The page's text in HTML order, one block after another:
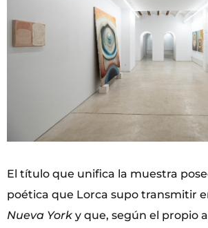
El título que unifica la muestra
poética que Lorca supo transmitir
Nueva York y que, según el propio